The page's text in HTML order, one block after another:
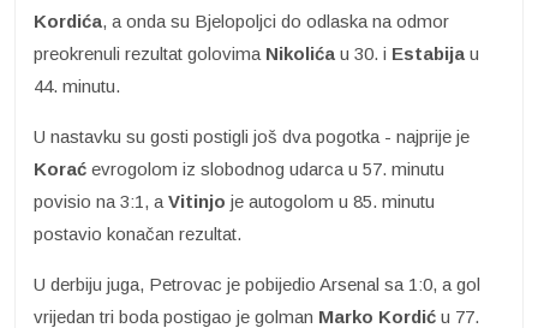
Kordića, a onda su Bjelopoljci do odlaska na odmor
preokrenuli rezultat golovima Nikolića u 30. i Estabija u
44. minutu.
U nastavku su gosti postigli još dva pogotka - najprije je
Korać evrogolom iz slobodnog udarca u 57. minutu
povisio na 3:1, a Vitinjo je autogolom u 85. minutu
postavio konačan rezultat.
U derbiju juga, Petrovac je pobijedio Arsenal sa 1:0, a gol
vrijedan tri boda postigao je golman Marko Kordić u 77.